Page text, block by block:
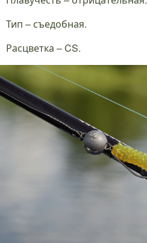
Тип – съедобная.
Расцветка – CS.